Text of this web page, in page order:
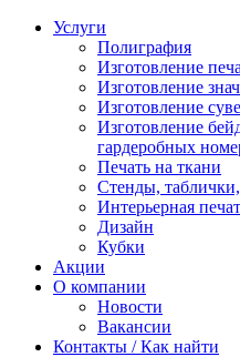
Услуги
Полиграфия
Изготовление
Изготовление
Изготовление
Изготовление
гардеробных
Печать на ткани
Стенды,
Интерьерная
Дизайн
Кубки
Акции
О компании
Новости
Вакансии
Контакты / Как найти